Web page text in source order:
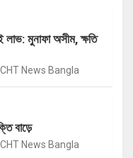
মুনাফা অসীম, ক্ষতি
CHT News Bangla
বাড়ে
CHT News Bangla